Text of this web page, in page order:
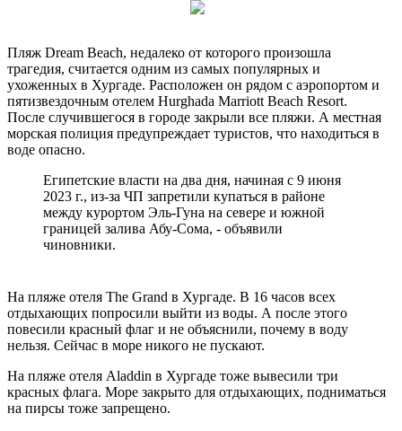
Пляж Dream Beach, недалеко от которого произошла
трагедия, считается одним из самых популярных и
ухоженных в Хургаде. Расположен он рядом с аэропортом и
пятизвездочным отелем Hurghada Marriott Beach Resort.
После случившегося в городе закрыли все пляжи. А местная
морская полиция предупреждает туристов, что находиться в
воде опасно.
Египетские власти на два дня, начиная с 9 июня
2023 г., из-за ЧП запретили купаться в районе
между курортом Эль-Гуна на севере и южной
границей залива Абу-Сома, - объявили
чиновники.
На пляже отеля The Grand в Хургаде. В 16 часов всех
отдыхающих попросили выйти из воды. А после этого
повесили красный флаг и не объяснили, почему в воду
нельзя. Сейчас в море никого не пускают.
На пляже отеля Aladdin в Хургаде тоже вывесили три
красных флага. Море закрыто для отдыхающих, подниматься
на пирсы тоже запрещено.